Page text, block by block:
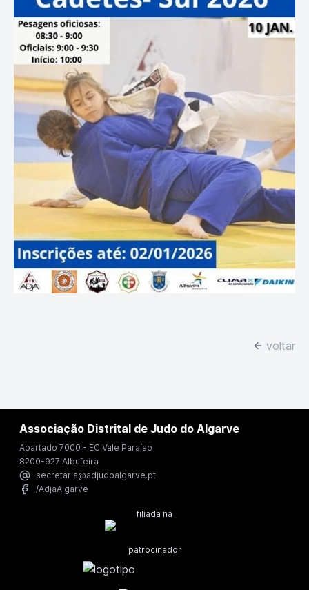
voltar
Associação Distrital de Judo do Algarve
Apartado 7000 - EC Vale Paraíso
8200-927 Albufeira
secretaria@adjudoalgarve.pt
/AdjaAlgarve
filiada na
patrocinador